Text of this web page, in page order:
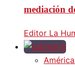
mediación
Editor La